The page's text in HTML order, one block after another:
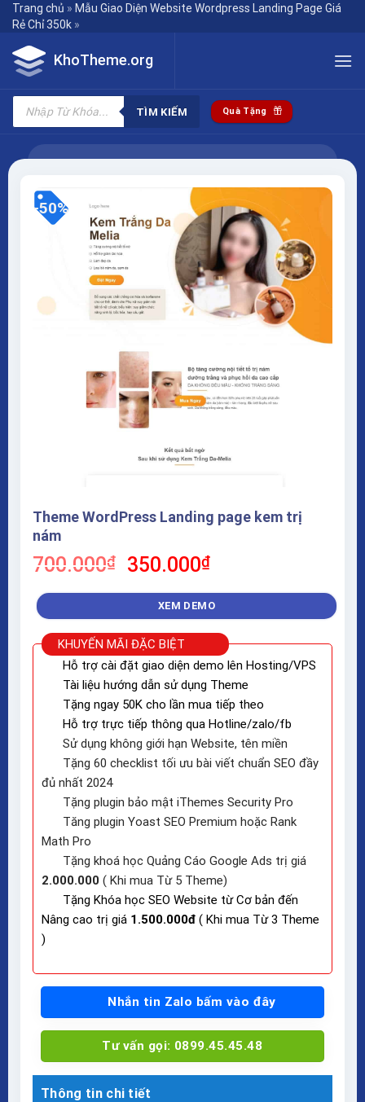
Skip
content
Trang chủ » Mẫu Giao Diện Website Wordpress Landing Page Giá
Rẻ Chỉ 350k »
KhoTheme.org
Tìm
kiếm
phẩm
TÌM KIẾM Quà Tặng
-50%
Theme WordPress Landing page kem trị
nám
700.000₫
Giá
700.000₫.
350.000₫Giá
tại
là:
350.000₫.
XEM DEMO
KHUYẾN MÃI ĐẶC BIỆT
Hỗ trợ cài đặt giao diện demo lên Hosting/VPS
Tài liệu hướng dẫn sử dụng Theme
Tặng ngay 50K cho lần mua tiếp theo
Hỗ trợ trực tiếp thông qua Hotline/zalo/fb
Sử dụng không giới hạn Website, tên miền
Tặng 60 checklist tối ưu bài viết chuẩn SEO đầy
đủ nhất 2024
Tặng plugin bảo mật iThemes Security Pro
Tăng plugin Yoast SEO Premium hoặc Rank
Math Pro
Tặng khoá học Quảng Cáo Google Ads trị giá
2.000.000 ( Khi mua Từ 5 Theme)
Tặng Khóa học SEO Website từ Cơ bản đến
Nâng cao trị giá 1.500.000đ ( Khi mua Từ 3 Theme
)
Nhắn tin Zalo bấm vào đây
Tư vấn gọi: 0899.45.45.48
Thông tin chi tiết